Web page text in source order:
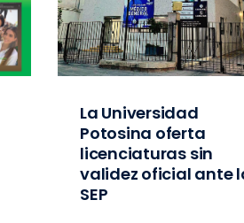
La Universidad
Potosina oferta
licenciaturas sin
validez oficial ante
SEP